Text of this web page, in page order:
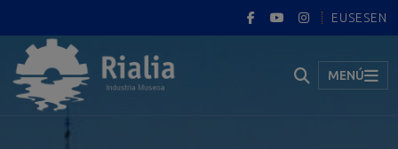
EUSESEN
MENÚ